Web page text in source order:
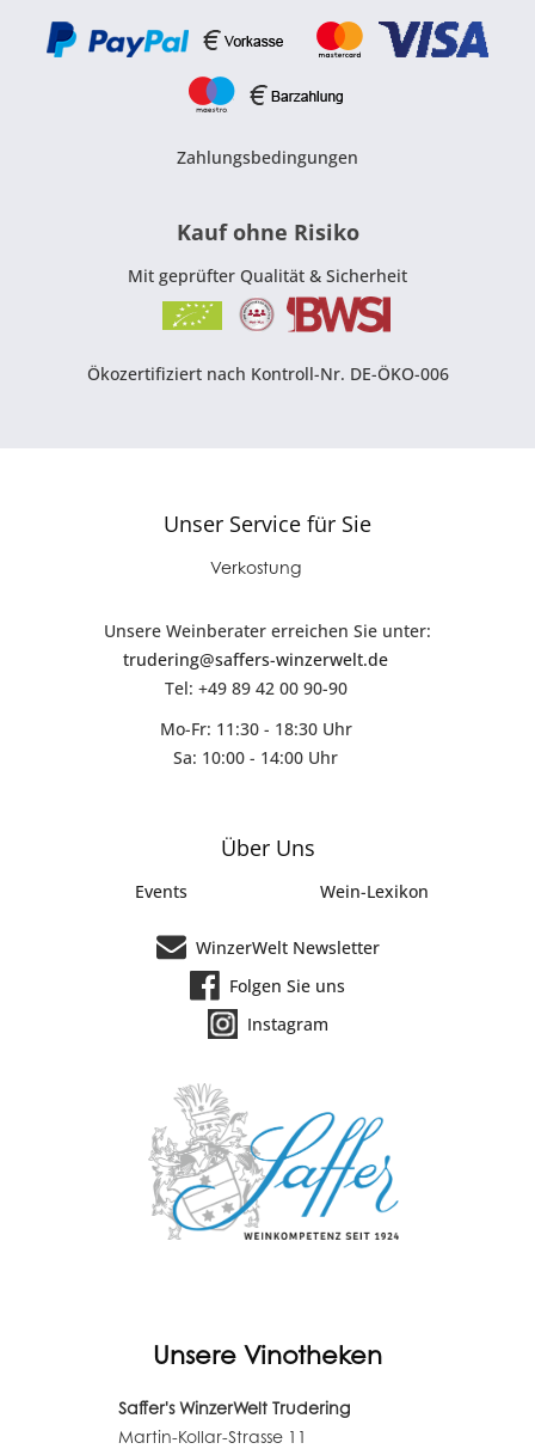
Zahlungsbedingungen
Kauf ohne Risiko
Mit geprüfter Qualität & Sicherheit
Ökozertifiziert nach Kontroll-Nr. DE-ÖKO-006
Unser Service für Sie
Verkostung
Unsere Weinberater erreichen Sie unter:
trudering@saffers-winzerwelt.de
Tel: +49 89 42 00 90-90
Mo-Fr: 11:30 - 18:30 Uhr
Sa: 10:00 - 14:00 Uhr
Über Uns
Events Wein-Lexikon
WinzerWelt Newsletter
Folgen Sie uns
Instagram
Unsere Vinotheken
Saffer's WinzerWelt Trudering
Martin-Kollar-Strasse 11